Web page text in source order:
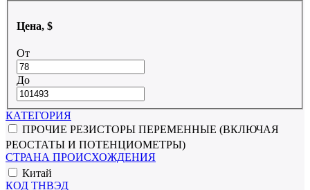
Цена, $
От
До
КАТЕГОРИЯ
ПРОЧИЕ РЕЗИСТОРЫ ПЕРЕМЕННЫЕ (ВКЛЮЧАЯ
РЕОСТАТЫ И ПОТЕНЦИОМЕТРЫ)
СТРАНА ПРОИСХОЖДЕНИЯ
Китай
КОД ТНВЭД